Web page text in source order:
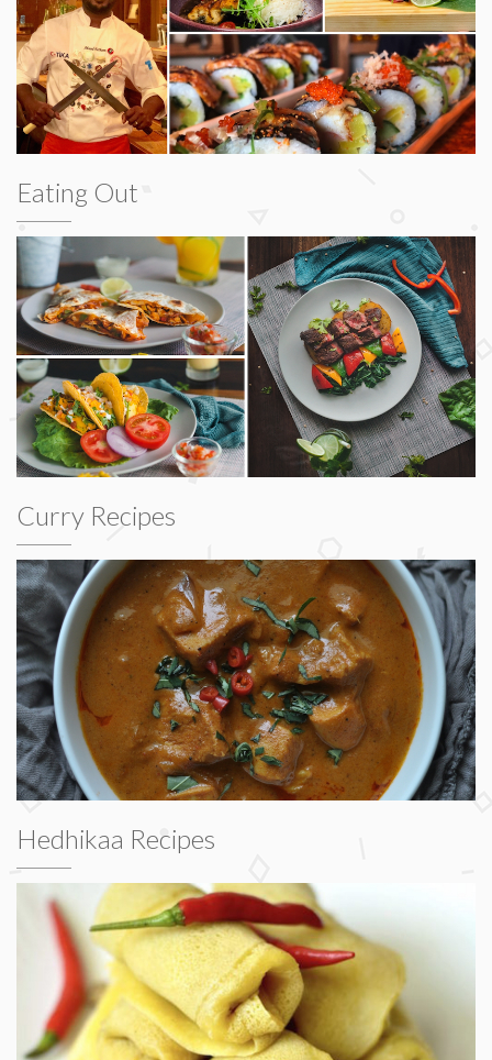
Eating Out
Curry Recipes
Hedhikaa Recipes